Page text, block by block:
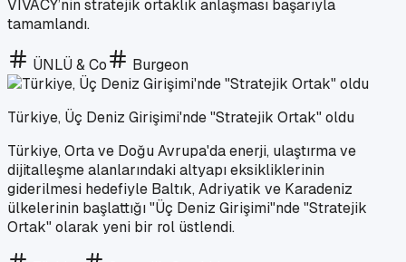
VIVACY’nin stratejik ortaklık anlaşması başarıyla
tamamlandı.
ÜNLÜ & Co Burgeon
Türkiye, Üç Deniz Girişimi'nde "Stratejik Ortak" oldu
Türkiye, Orta ve Doğu Avrupa'da enerji, ulaştırma ve
dijitalleşme alanlarındaki altyapı eksikliklerinin
giderilmesi hedefiyle Baltık, Adriyatik ve Karadeniz
ülkelerinin başlattığı "Üç Deniz Girişimi"nde "Stratejik
Ortak" olarak yeni bir rol üstlendi.